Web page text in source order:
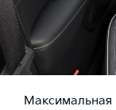
Максимальная